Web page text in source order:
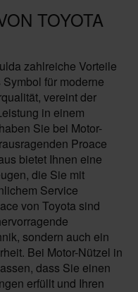
TOYOTA
zahlreiche Vorteile
für moderne
vereint der
in einem
Sie bei Motor-
Proace
bietet Ihnen eine
die Sie mit
Service
von Toyota sind
sondern auch ein
Bei Motor-Nützel in
dass Sie einen
erfüllt und Ihren